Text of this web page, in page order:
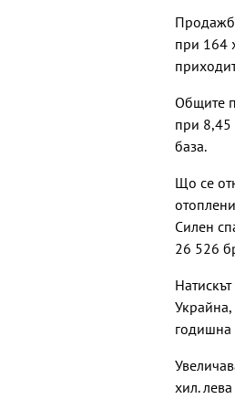
при 164
Общите
при 8,45
база.
Що се
Силен
26 526
Украйна,
годишна
хил.